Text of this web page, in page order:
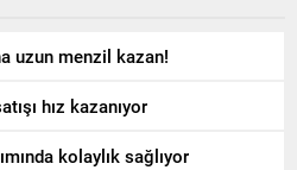
uzun menzil kazan!
hız kazanıyor
kolaylık sağlıyor